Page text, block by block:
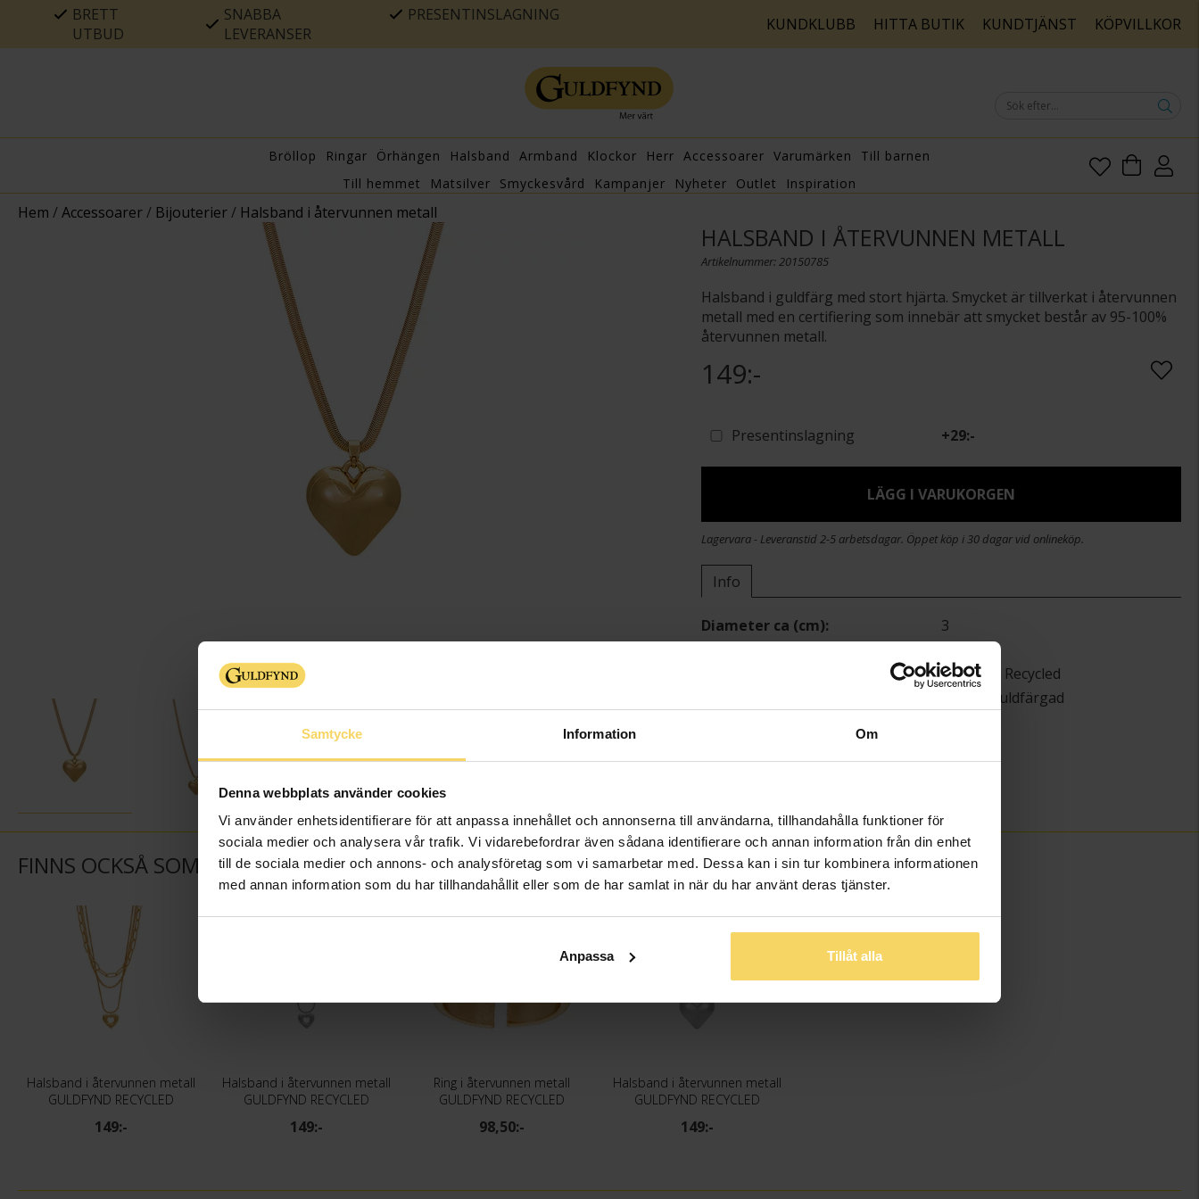
Samtycke Information Om
Denna webbplats använder cookies
Vi använder enhetsidentifierare för att anpassa innehållet och annonserna till användarna, tillhandahålla funktioner för
sociala medier och analysera vår trafik. Vi vidarebefordrar även sådana identifierare och annan information från din enhet
till de sociala medier och annons- och analysföretag som vi samarbetar med. Dessa kan i sin tur kombinera informationen
med annan information som du har tillhandahållit eller som de har samlat in när du har använt deras tjänster.
Anpassa Tillåt alla
BRETT
UTBUD
SNABBA
LEVERANSER
PRESENTINSLAGNING KUNDKLUBB HITTA BUTIK KUNDTJÄNST KÖPVILLKOR
Bröllop Ringar Örhängen Halsband Armband Klockor Herr Accessoarer Varumärken
Till barnen
Till hemmet
Matsilver Smyckesvård Kampanjer Nyheter Outlet Inspiration
Hem /Accessoarer/ Bijouterier/ Halsband i återvunnen metall
HALSBAND I ÅTERVUNNEN METALL
Artikelnummer: 20150785
Halsband i guldfärg med stort hjärta. Smycket är tillverkat i återvunnen
metall med en certifiering som innebär att smycket består av 95-100%
återvunnen metall.
149:-
Presentinslagning +29:-
LÄGG I VARUKORGEN
Lagervara - Leveranstid 2-5 arbetsdagar. Öppet köp i 30 dagar vid onlineköp.
Info
Diameter ca (cm)
3
45+15cm
Guldfynd Recycled
Metall, guldfärgad
FINNS OCKSÅ SOM
Halsband i återvunnen metall
GULDFYND RECYCLED
149:-
Halsband i återvunnen metall
GULDFYND RECYCLED
149:-
Ring i återvunnen metall
GULDFYND RECYCLED
98,50:-
Halsband i återvunnen metall
GULDFYND RECYCLED
149:-